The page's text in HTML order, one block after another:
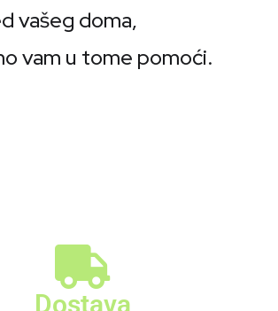
vašeg doma,
vam u tome pomoći.
Dostava